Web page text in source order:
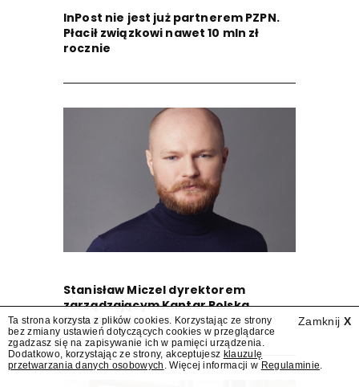
InPost nie jest już partnerem PZPN.
Płacił związkowi nawet 10 mln zł
rocznie
Stanisław Miczel dyrektorem
zarządzającym Kantar Polska.
Przechodzi...
Zamknij X
Ta strona korzysta z plików cookies. Korzystając ze strony
bez zmiany ustawień dotyczących cookies w przeglądarce
zgadzasz się na zapisywanie ich w pamięci urządzenia.
Dodatkowo, korzystając ze strony, akceptujesz klauzulę
przetwarzania danych osobowych . Więcej informacji w Regulaminie.